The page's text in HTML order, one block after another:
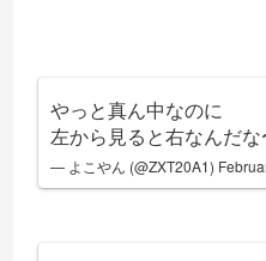
やっと真ん中なのに
左から見ると右なんだな
— よこやん (@ZXT20A1)